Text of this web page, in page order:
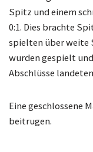
Spitz und einem
0:1. Dies brachte
spielten über weite
wurden gespielt
Abschlüsse
Eine geschlossene
beitrugen.